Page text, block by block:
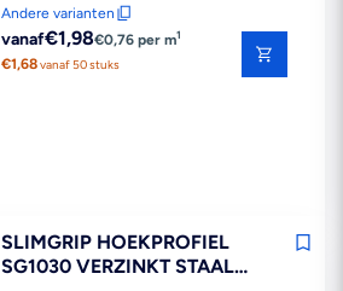
Andere varianten
Reguliere
prijs
vanaf€1,98€0,76 per m1
€1,68vanaf 50 stuks
SLIMGRIP HOEKPROFIEL
SG1030 VERZINKT STAAL